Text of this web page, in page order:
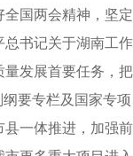
国两会精神，坚定
总书记关于湖南工作
量发展首要任务，把
要专栏及国家专项
县一体推进，加强前